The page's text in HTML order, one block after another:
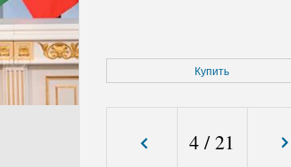
Купить
4 /21